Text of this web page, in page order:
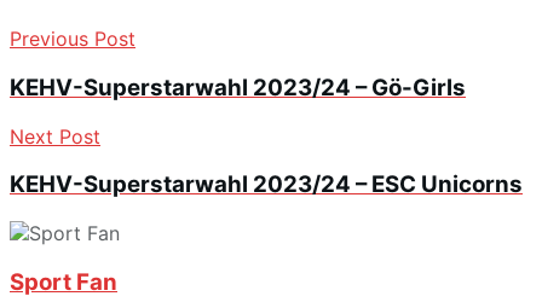
Previous Post
KEHV-Superstarwahl 2023/24 – Gö-Girls
Next Post
KEHV-Superstarwahl 2023/24 – ESC Unicorns
Sport Fan